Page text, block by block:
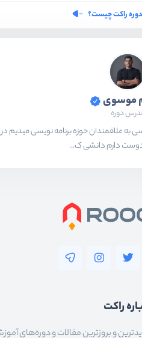
راکت چیست؟
موسوی
دوره
پروژه های مختلف هستم و ۱۰ سالی هست که آموزش
دارم دانشی ک...
راکت
بروزترین مقالات و دوره‌های آموزشی